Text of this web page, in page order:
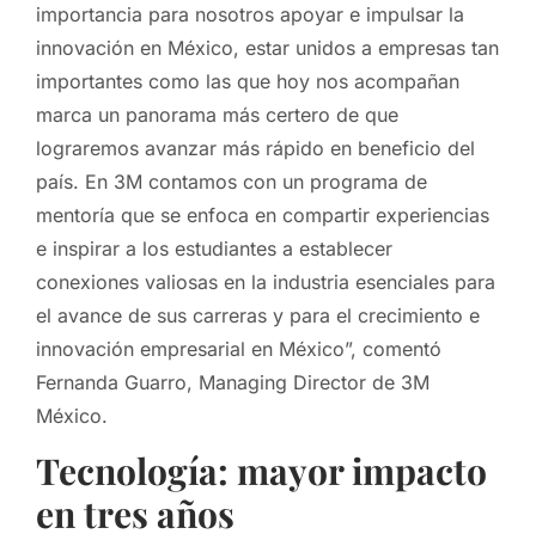
importancia para nosotros apoyar e impulsar la
innovación en México, estar unidos a empresas tan
importantes como las que hoy nos acompañan
marca un panorama más certero de que
lograremos avanzar más rápido en beneficio del
país. En 3M contamos con un programa de
mentoría que se enfoca en compartir experiencias
e inspirar a los estudiantes a establecer
conexiones valiosas en la industria esenciales para
el avance de sus carreras y para el crecimiento e
innovación empresarial en México”, comentó
Fernanda Guarro, Managing Director de 3M
México.
Tecnología: mayor impacto
en tres años